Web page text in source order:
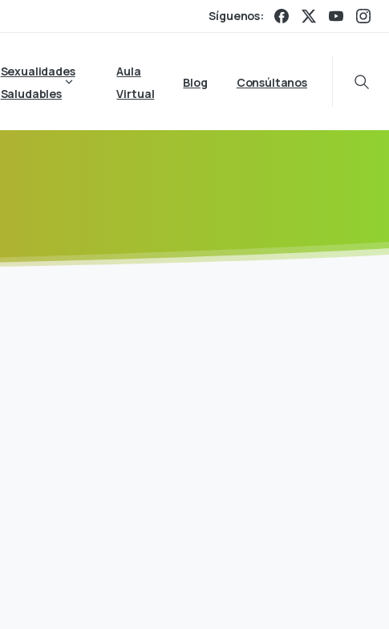
Síguenos:
Sexualidades
Saludables
Aula
Virtual
Blog Consúltanos